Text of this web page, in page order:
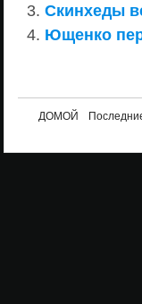
Скинхеды
Ющенко
ДОМОЙ